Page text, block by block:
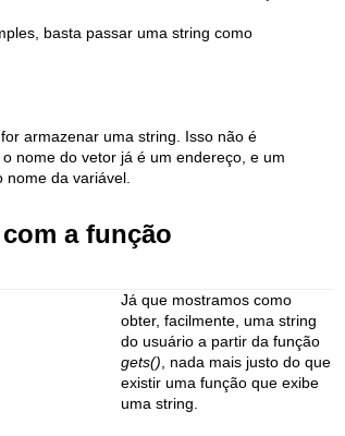
basta passar uma string como
armazenar uma string. Isso não é
nome do vetor já é um endereço, e um
da variável.
a função
Já que mostramos como
obter, facilmente, uma string
do usuário a partir da função
gets() , nada mais justo do que
existir uma função que exibe
uma string.